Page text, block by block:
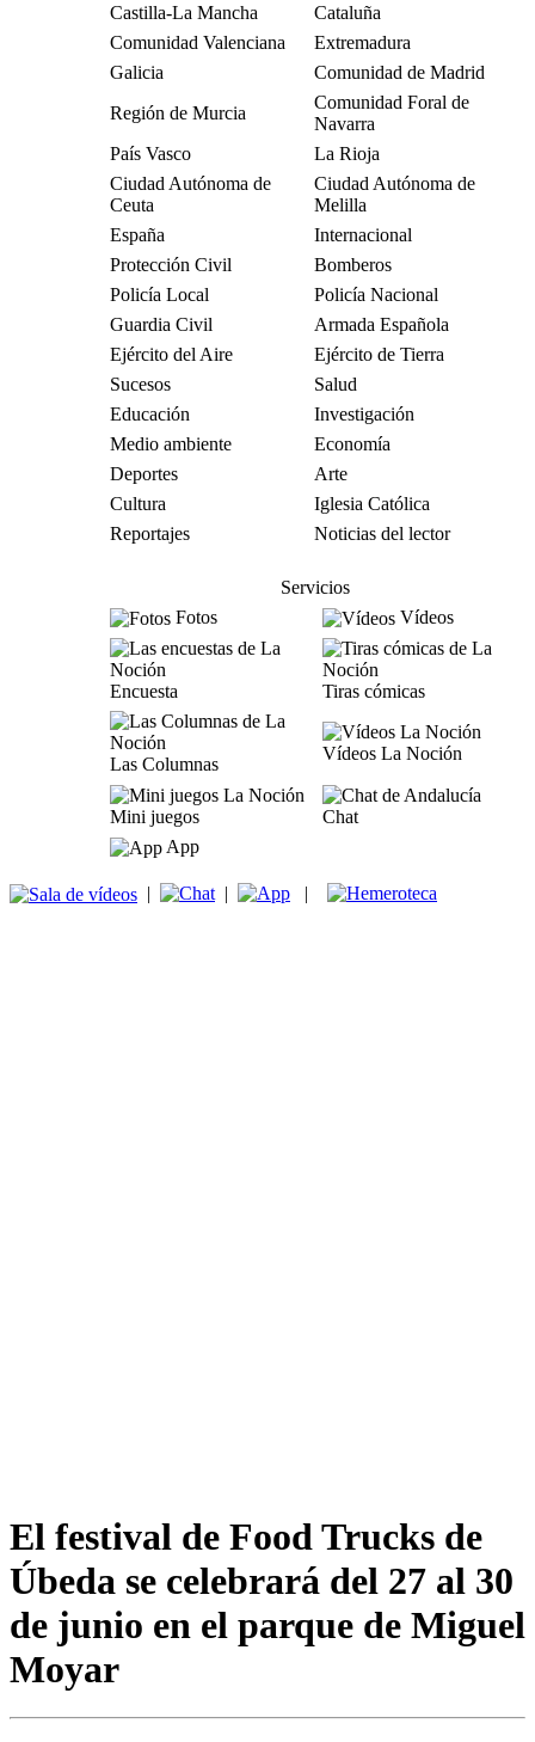
Castilla-La Mancha
Cataluña
Comunidad Valenciana
Extremadura
Galicia
Comunidad de Madrid
Región de Murcia
Comunidad Foral de
Navarra
País Vasco
La Rioja
Ciudad Autónoma de
Ceuta
Ciudad Autónoma de
Melilla
España
Internacional
Protección Civil
Bomberos
Policía Local
Policía Nacional
Guardia Civil
Armada Española
Ejército del Aire
Ejército de Tierra
Sucesos
Salud
Educación
Investigación
Medio ambiente
Economía
Deportes
Arte
Cultura
Iglesia Católica
Reportajes
Noticias del lector
Servicios
Fotos
Vídeos
Encuesta Tiras cómicas
Las Columnas
Vídeos La Noción
Mini juegos
Chat
App
| | |
El festival de Food Trucks de
Úbeda se celebrará del 27 al 30
de junio en el parque de Miguel
Moyar